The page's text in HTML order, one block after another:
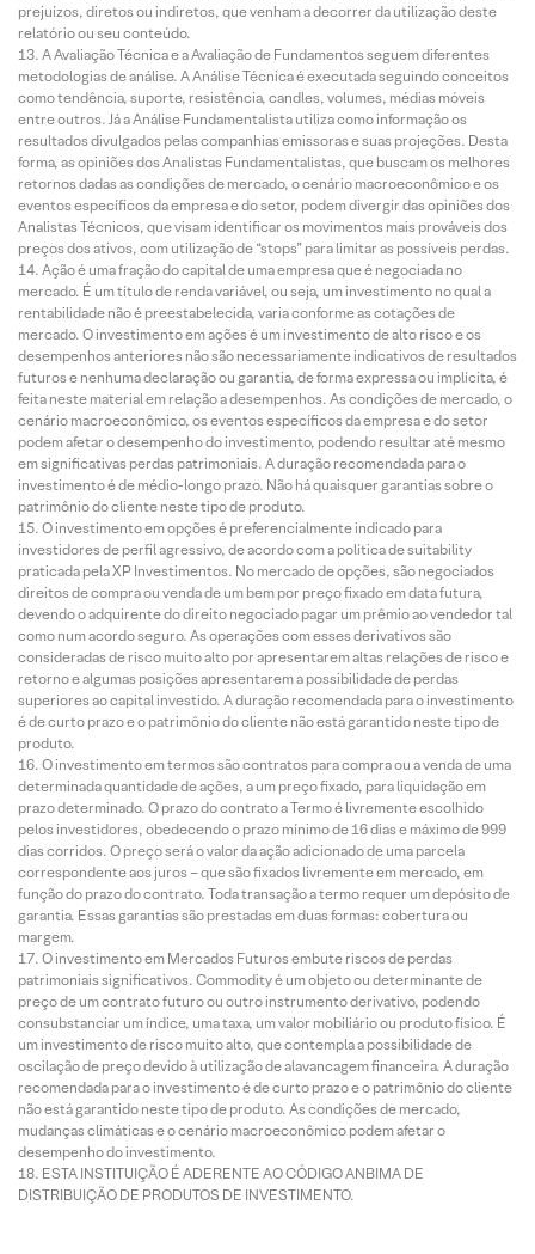
prejuízos, diretos ou indiretos, que venham a decorrer da utilização deste
relatório ou seu conteúdo.
A Avaliação Técnica e a Avaliação de Fundamentos seguem diferentes
metodologias de análise. A Análise Técnica é executada seguindo conceitos
como tendência, suporte, resistência, candles, volumes, médias móveis
entre outros. Já a Análise Fundamentalista utiliza como informação os
resultados divulgados pelas companhias emissoras e suas projeções. Desta
forma, as opiniões dos Analistas Fundamentalistas, que buscam os melhores
retornos dadas as condições de mercado, o cenário macroeconômico e os
eventos específicos da empresa e do setor, podem divergir das opiniões dos
Analistas Técnicos, que visam identificar os movimentos mais prováveis dos
preços dos ativos, com utilização de “stops” para limitar as possíveis perdas.
Ação é uma fração do capital de uma empresa que é negociada no
mercado. É um título de renda variável, ou seja, um investimento no qual a
rentabilidade não é preestabelecida, varia conforme as cotações de
mercado. O investimento em ações é um investimento de alto risco e os
desempenhos anteriores não são necessariamente indicativos de resultados
futuros e nenhuma declaração ou garantia, de forma expressa ou implícita, é
feita neste material em relação a desempenhos. As condições de mercado, o
cenário macroeconômico, os eventos específicos da empresa e do setor
podem afetar o desempenho do investimento, podendo resultar até mesmo
em significativas perdas patrimoniais. A duração recomendada para o
investimento é de médio-longo prazo. Não há quaisquer garantias sobre o
patrimônio do cliente neste tipo de produto.
O investimento em opções é preferencialmente indicado para
investidores de perfil agressivo, de acordo com a política de suitability
praticada pela XP Investimentos. No mercado de opções, são negociados
direitos de compra ou venda de um bem por preço fixado em data futura,
devendo o adquirente do direito negociado pagar um prêmio ao vendedor tal
como num acordo seguro. As operações com esses derivativos são
consideradas de risco muito alto por apresentarem altas relações de risco e
retorno e algumas posições apresentarem a possibilidade de perdas
superiores ao capital investido. A duração recomendada para o investimento
é de curto prazo e o patrimônio do cliente não está garantido neste tipo de
produto.
O investimento em termos são contratos para compra ou a venda de uma
determinada quantidade de ações, a um preço fixado, para liquidação em
prazo determinado. O prazo do contrato a Termo é livremente escolhido
pelos investidores, obedecendo o prazo mínimo de 16 dias e máximo de 999
dias corridos. O preço será o valor da ação adicionado de uma parcela
correspondente aos juros – que são fixados livremente em mercado, em
função do prazo do contrato. Toda transação a termo requer um depósito de
garantia. Essas garantias são prestadas em duas formas: cobertura ou
margem.
O investimento em Mercados Futuros embute riscos de perdas
patrimoniais significativos. Commodity é um objeto ou determinante de
preço de um contrato futuro ou outro instrumento derivativo, podendo
consubstanciar um índice, uma taxa, um valor mobiliário ou produto físico. É
um investimento de risco muito alto, que contempla a possibilidade de
oscilação de preço devido à utilização de alavancagem financeira. A duração
recomendada para o investimento é de curto prazo e o patrimônio do cliente
não está garantido neste tipo de produto. As condições de mercado,
mudanças climáticas e o cenário macroeconômico podem afetar o
desempenho do investimento.
ESTA INSTITUIÇÃO É ADERENTE AO CÓDIGO ANBIMA DE
DISTRIBUIÇÃO DE PRODUTOS DE INVESTIMENTO.